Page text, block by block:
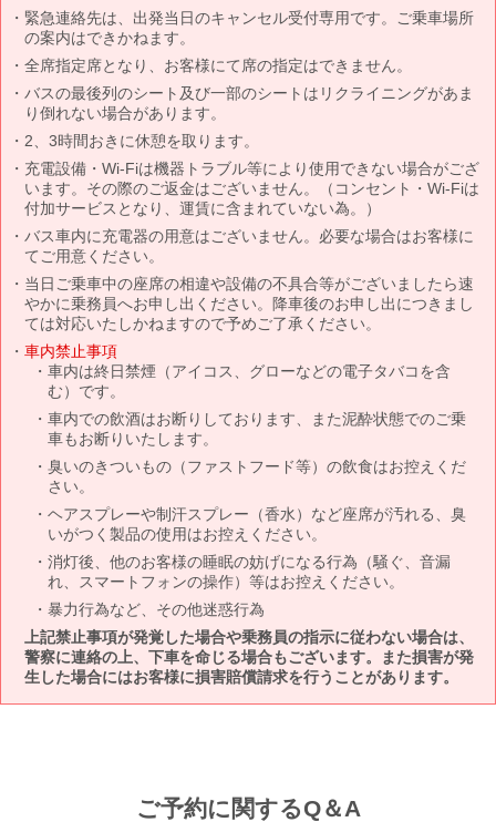
緊急連絡先は、出発当日のキャンセル受付専用です。ご乗車場所
の案内はできかねます。
全席指定席となり、お客様にて席の指定はできません。
バスの最後列のシート及び一部のシートはリクライニングがあま
り倒れない場合があります。
2、3時間おきに休憩を取ります。
充電設備・Wi-Fiは機器トラブル等により使用できない場合がござ
います。その際のご返金はございません。（コンセント・Wi-Fiは
付加サービスとなり、運賃に含まれていない為。）
バス車内に充電器の用意はございません。必要な場合はお客様に
てご用意ください。
当日ご乗車中の座席の相違や設備の不具合等がございましたら速
やかに乗務員へお申し出ください。降車後のお申し出につきまし
ては対応いたしかねますので予めご了承ください。
車内禁止事項
車内は終日禁煙（アイコス、グローなどの電子タバコを含
む）です。
車内での飲酒はお断りしております、また泥酔状態でのご乗
車もお断りいたします。
臭いのきついもの（ファストフード等）の飲食はお控えくだ
さい。
ヘアスプレーや制汗スプレー（香水）など座席が汚れる、臭
いがつく製品の使用はお控えください。
消灯後、他のお客様の睡眠の妨げになる行為（騒ぐ、音漏
れ、スマートフォンの操作）等はお控えください。
暴力行為など、その他迷惑行為
上記禁止事項が発覚した場合や乗務員の指示に従わない場合は、
警察に連絡の上、下車を命じる場合もございます。また損害が発
生した場合にはお客様に損害賠償請求を行うことがあります。
ご予約に関するQ＆A